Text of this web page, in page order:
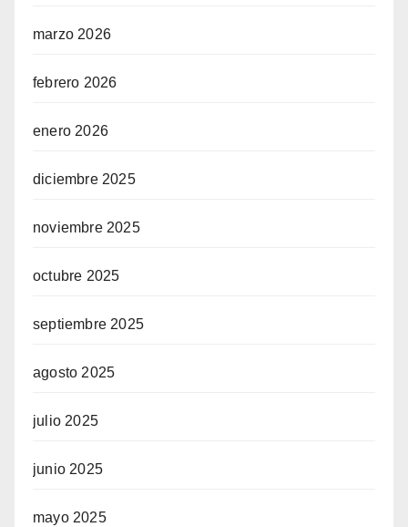
marzo 2026
febrero 2026
enero 2026
diciembre 2025
noviembre 2025
octubre 2025
septiembre 2025
agosto 2025
julio 2025
junio 2025
mayo 2025